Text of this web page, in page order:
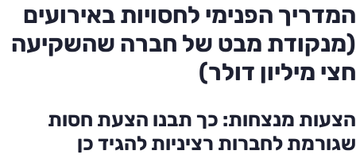
המדריך הפנימי לחסויות באירועים
(מנקודת מבט של חברה שהשקיעה
חצי מיליון דולר)
הצעות מנצחות: כך תבנו הצעת חסות
שגורמת לחברות רציניות להגיד כן